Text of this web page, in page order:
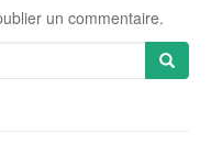
un commentaire.